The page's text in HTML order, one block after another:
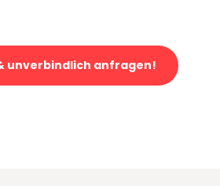
unverbindlich anfragen!